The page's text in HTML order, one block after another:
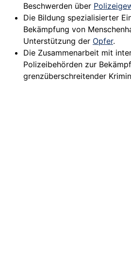
Beschwerden über
Die Bildung spezialisierter
Bekämpfung von
Unterstützung der Opfer.
Die Zusammenarbeit mit
Polizeibehörden zur
grenzüberschreitender